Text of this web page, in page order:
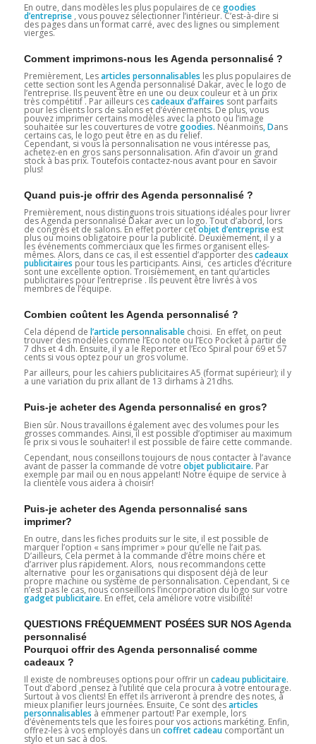
En outre, dans modèles les plus populaires de ce goodies
d’entreprise, vous pouvez sélectionner l’intérieur. C’est-à-dire si
des pages dans un format carré, avec des lignes ou simplement
vierges.
Comment imprimons-nous les Agenda personnalisé ?
Premièrement, Lesarticles personnalisables les plus populaires de
cette section sont les Agenda personnalisé Dakar, avec le logo de
l’entreprise. Ils peuvent être en une ou deux couleur et à un prix
très compétitif . Par ailleurs cescadeaux d’affaires sont parfaits
pour les clients lors de salons et d’événements. De plus, vous
pouvez imprimer certains modèles avec la photo ou l’image
souhaitée sur les couvertures de votre goodies. Néanmoins, Dans
certains cas, le logo peut être en as du relief.
Cependant, si vous la personnalisation ne vous intéresse pas,
achetez-en en gros sans personnalisation. Afin d’avoir un grand
stock à bas prix. Toutefois contactez-nous avant pour en savoir
plus!
Quand puis-je offrir des Agenda personnalisé ?
Premièrement, nous distinguons trois situations idéales pour livrer
des Agenda personnalisé Dakar avec un logo. Tout d’abord, lors
de congrès et de salons. En effet porter cetobjet d’entrepriseest
plus ou moins obligatoire pour la publicité. Deuxièmement, il y a
les événements commerciaux que les firmes organisent elles-
mêmes. Alors, dans ce cas, il est essentiel d’apporter descadeaux
publicitaires pour tous les participants. Ainsi, ces articles d’écriture
sont une excellente option. Troisièmement, en tant qu’articles
publicitaires pour l’entreprise . Ils peuvent être livrés à vos
membres de l’équipe.
Combien coûtent les Agenda personnalisé ?
Cela dépend de l’article personnalisablechoisi. En effet, on peut
trouver des modèles comme l’Eco note ou l’Eco Pocket à partir de
7 dhs et 4 dh. Ensuite, il y a le Reporter et l’Eco Spiral pour 69 et 57
cents si vous optez pour un gros volume.
Par ailleurs, pour les cahiers publicitaires A5 (format supérieur); il y
a une variation du prix allant de 13 dirhams à 21dhs.
Puis-je acheter des Agenda personnalisé en gros?
Bien sûr. Nous travaillons également avec des volumes pour les
grosses commandes. Ainsi, il est possible d’optimiser au maximum
le prix si vous le souhaiter! il est possible de faire cette commande.
Cependant, nous conseillons toujours de nous contacter à l’avance
avant de passer la commande de votre objet publicitaire. Par
exemple par mail ou en nous appelant! Notre équipe de service à
la clientèle vous aidera à choisir!
Puis-je acheter des Agenda personnalisé sans
imprimer?
En outre, dans les fiches produits sur le site, il est possible de
marquer l’option « sans imprimer » pour qu’elle ne l’ait pas.
D’ailleurs, Cela permet à la commande d’être moins chère et
d’arriver plus rapidement. Alors, nous recommandons cette
alternative pour les organisations qui disposent déjà de leur
propre machine ou système de personnalisation. Cependant, Si ce
n’est pas le cas, nous conseillons l’incorporation du logo sur votre
gadget publicitaire. En effet, cela améliore votre visibilité!
QUESTIONS FRÉQUEMMENT POSÉES SUR NOS Agenda
personnalisé
Pourquoi offrir des Agenda personnalisé comme
cadeaux ?
Il existe de nombreuses options pour offrir un cadeau publicitaire.
Tout d’abord ,pensez à l’utilité que cela procura à votre entourage.
Surtout à vos clients! En effet ils arriveront à prendre des notes, à
mieux planifier leurs journées. Ensuite, Ce sont desarticles
personnalisables à emmener partout! Par exemple, lors
d’évènements tels que les foires pour vos actions markéting. Enfin,
offrez-les à vos employés dans un coffret cadeau comportant un
stylo et un sac à dos.